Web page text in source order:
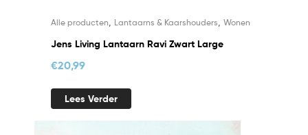
Alle producten Lantaarns & Kaarshouders Wonen
Jens Living Lantaarn Ravi Zwart Large
€20,99
Lees Verder